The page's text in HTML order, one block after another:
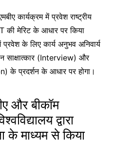
कार्यक्रम में प्रवेश राष्ट्रीय
की मेरिट के आधार पर किया
प्रवेश के लिए कार्य अनुभव अनिवार्य
साक्षात्कार (Interview) और
के प्रदर्शन के आधार पर होगा।
और बीकॉम
द्वारा
के माध्यम से किया